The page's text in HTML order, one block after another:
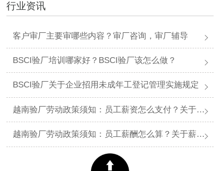
行业资讯
客户审厂主要审哪些内容？审厂咨询，审厂辅导
BSCI验厂培训哪家好？BSCI验厂该怎么做？
BSCI验厂关于企业招用未成年工登记管理实施规定
越南验厂劳动政策须知：员工薪资怎么支付？关于薪资支付有哪些规定呢？
越南验厂劳动政策须知：员工薪酬怎么算？关于薪酬有哪些规定呢？​